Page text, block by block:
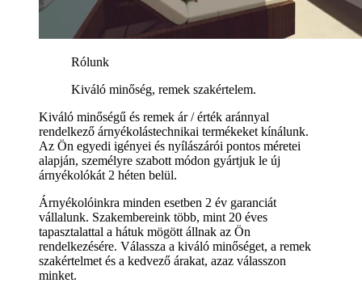
Rólunk
Kiváló minőség, remek szakértelem.
Kiváló minőségű és remek ár / érték aránnyal
rendelkező árnyékolástechnikai termékeket kínálunk.
Az Ön egyedi igényei és nyílászárói pontos méretei
alapján, személyre szabott módon gyártjuk le új
árnyékolókát 2 héten belül.
Árnyékolóinkra minden esetben 2 év garanciát
vállalunk. Szakembereink több, mint 20 éves
tapasztalattal a hátuk mögött állnak az Ön
rendelkezésére. Válassza a kiváló minőséget, a remek
szakértelmet és a kedvező árakat, azaz válasszon
minket.